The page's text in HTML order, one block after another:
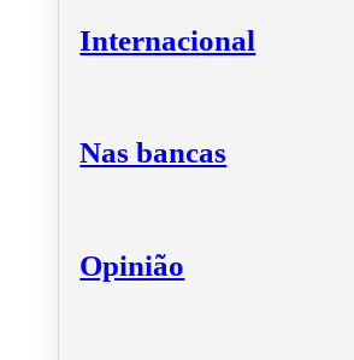
Internacional
Nas bancas
Opinião